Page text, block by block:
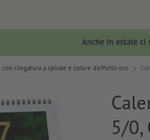
Anche in estate ci
con rilegatura a spirale e colore d'effetto oro
5/0,